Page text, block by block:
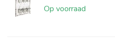
Op voorraad